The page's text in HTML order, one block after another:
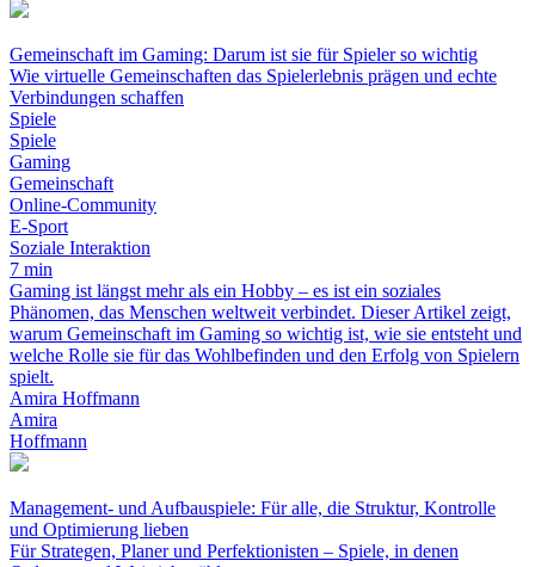
Gemeinschaft im Gaming: Darum ist sie für Spieler so wichtig
Wie virtuelle Gemeinschaften das Spielerlebnis prägen und echte
Verbindungen schaffen
Spiele
Spiele
Gaming
Gemeinschaft
Online-Community
E-Sport
Soziale Interaktion
7 min
Gaming ist längst mehr als ein Hobby – es ist ein soziales
Phänomen, das Menschen weltweit verbindet. Dieser Artikel zeigt,
warum Gemeinschaft im Gaming so wichtig ist, wie sie entsteht und
welche Rolle sie für das Wohlbefinden und den Erfolg von Spielern
spielt.
Amira Hoffmann
Amira
Hoffmann
Management- und Aufbauspiele: Für alle, die Struktur, Kontrolle
und Optimierung lieben
Für Strategen, Planer und Perfektionisten – Spiele, in denen